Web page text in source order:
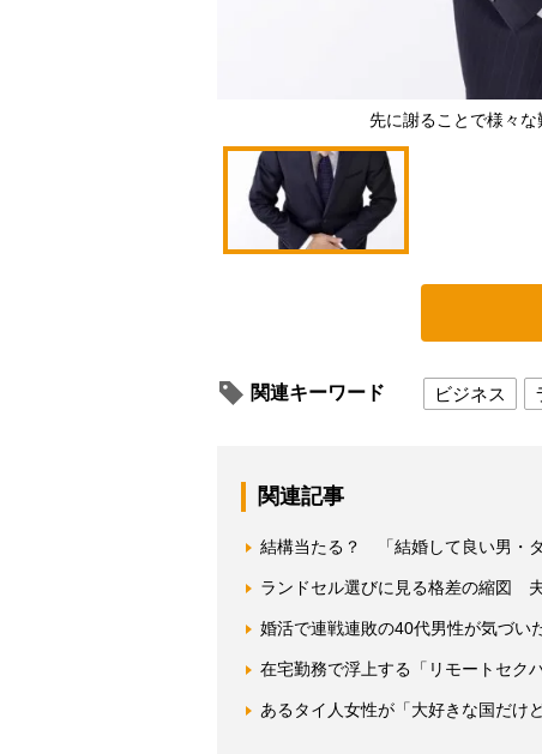
先に謝ることで様々な
関連キーワード ビジネス
関連記事
結構当たる？ 「結婚して良い男・
ランドセル選びに見る格差の縮図
婚活で連戦連敗の40代男性が気づい
在宅勤務で浮上する「リモートセ
あるタイ人女性が「大好きな国だけ